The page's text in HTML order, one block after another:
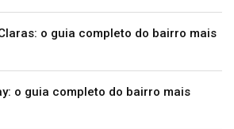
o guia completo do bairro mais
o guia completo do bairro mais